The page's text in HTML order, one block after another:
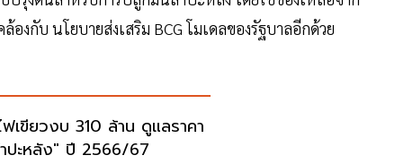
กับ นโยบายส่งเสริม BCG โมเดลของรัฐบาลอีกด้วย
ฟเขียวงบ 310 ล้าน ดูแลราคา
ปะหลัง" ปี 2566/67